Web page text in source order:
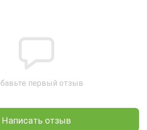
первый отзыв
Написать отзыв